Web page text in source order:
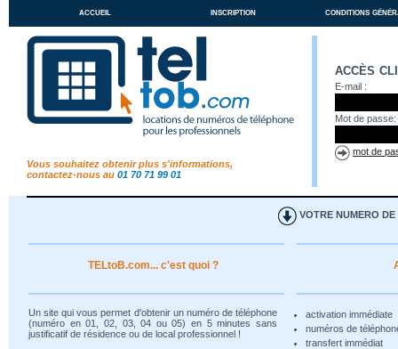
accueil inscription conditions
Vous souhaitez obtenir plus s'informations,
contactez-nous au 01 70 71 99 01
accès
E-mail :
Mot de passe:
mot de
VOTRE NUMERO DE
TELtoB.com... c'est quoi ?
Un site qui vous permet d'obtenir un numéro de téléphone
(numéro en 01, 02, 03, 04 ou 05) en 5 minutes sans
justificatif de résidence ou de local professionnel !
activation immédiate
numéros de
transfert immédiat